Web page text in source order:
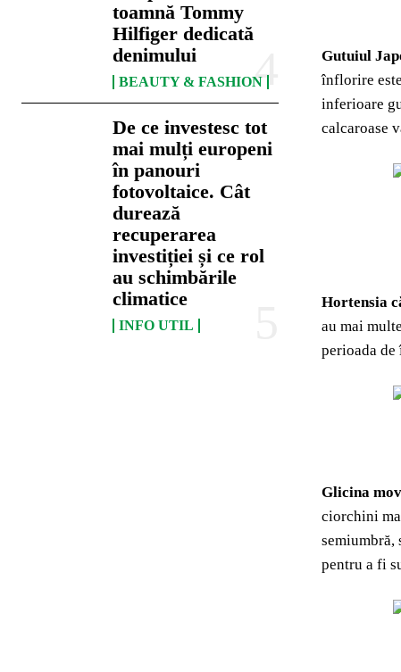
toamnă Tommy
Hilfiger dedicată
denimului
BEAUTY & FASHION
De ce investesc tot
mai mulți europeni
în panouri
fotovoltaice. Cât
durează
recuperarea
investiției și ce rol
au schimbările
climatice
INFO UTIL
Gutuiul
înflorire
inferioare
calcaroase
Hortensia
au mai
perioada
Glicina mov
ciorchini
semiumbră,
pentru a fi